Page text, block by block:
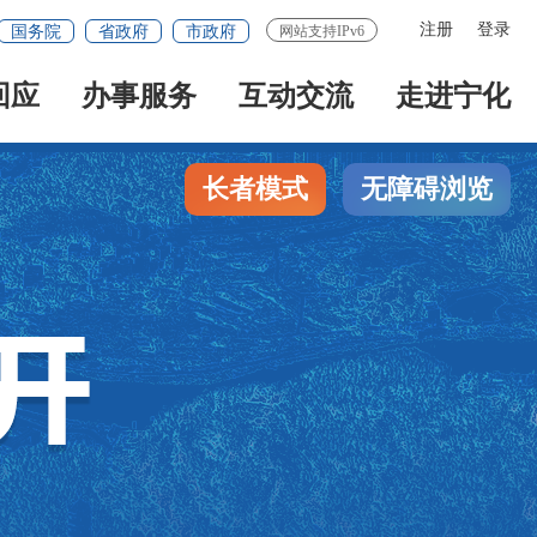
注册 登录
国务院 省政府 市政府 网站支持IPv6
应 办事服务 互动交流 走进宁化
长者模式 无障碍浏览